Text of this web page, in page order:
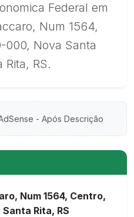
Federal em
Num 1564,
000, Nova Santa
Rita, RS.
- Após Descrição
Num 1564, Centro,
Rita, RS